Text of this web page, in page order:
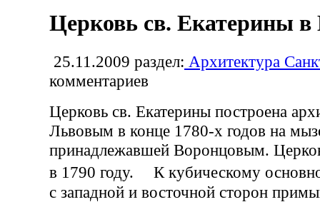
Церковь св. Екатерины
25.11.2009 раздел: Архитектура
комментариев
Церковь св. Екатерины построена
Львовым в конце 1780-х годов на
принадлежавшей Воронцовым.
в 1790 году. К кубическому
с западной и восточной сторон